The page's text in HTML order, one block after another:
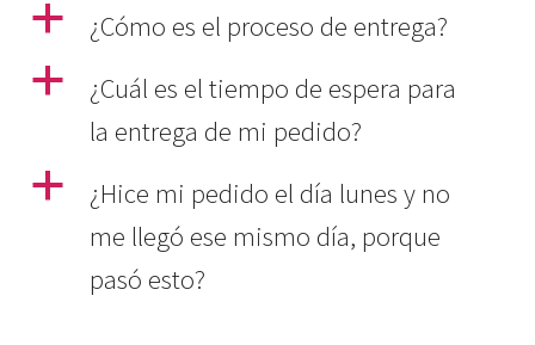
a
¿Cómo es el proceso de entrega?
a
¿Cuál es el tiempo de espera para
la entrega de mi pedido?
a
¿Hice mi pedido el día lunes y no
me llegó ese mismo día, porque
pasó esto?